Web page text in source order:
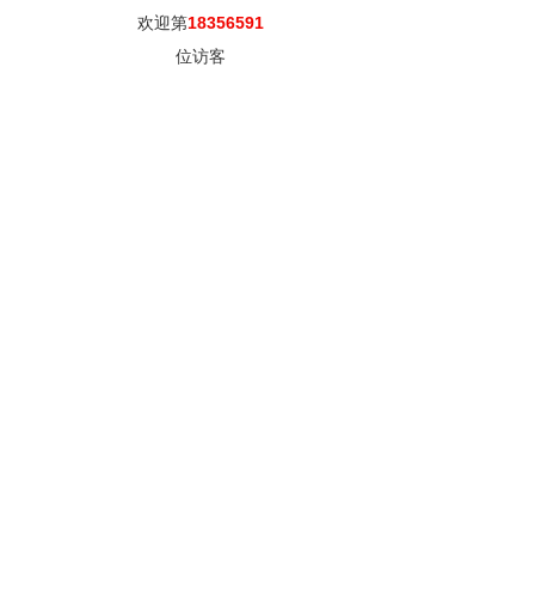
欢迎第18356591
位访客